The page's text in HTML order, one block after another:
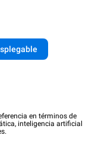
en términos de
inteligencia artificial